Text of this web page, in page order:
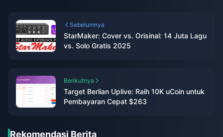
Sebelumnya
StarMaker: Cover vs. Orisinal: 14 Juta Lagu
vs. Solo Gratis 2025
Berikutnya
Target Berlian Uplive: Raih 10K uCoin untuk
Pembayaran Cepat $263
Rekomendasi Berita